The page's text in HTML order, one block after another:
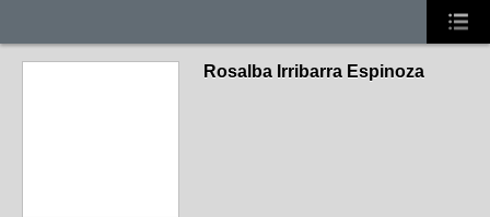
Rosalba Irribarra Espinoza